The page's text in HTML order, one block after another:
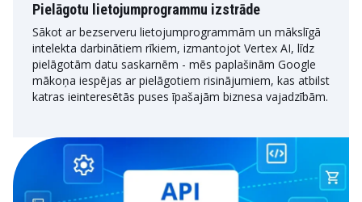
Pielāgotu lietojumprogrammu izstrāde
Sākot ar bezserveru lietojumprogrammām un mākslīgā
intelekta darbinātiem rīkiem, izmantojot Vertex AI, līdz
pielāgotām datu saskarnēm - mēs paplašinām Google
mākoņa iespējas ar pielāgotiem risinājumiem, kas atbilst
katras ieinteresētās puses īpašajām biznesa vajadzībām.